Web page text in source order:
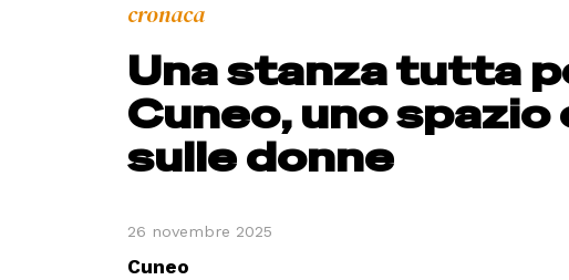
cronaca
Una stanza tutta
Cuneo, uno
sulle donne
26 novembre 2025
Cuneo